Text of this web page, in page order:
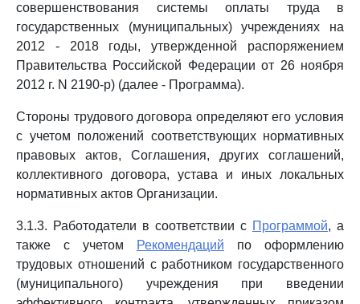
совершенствования системы оплаты труда в
государственных (муниципальных) учреждениях на
2012 - 2018 годы, утвержденной распоряжением
Правительства Российской Федерации от 26 ноября
2012 г. N 2190-р) (далее - Программа).
Стороны трудового договора определяют его условия
с учетом положений соответствующих нормативных
правовых актов, Соглашения, других соглашений,
коллективного договора, устава и иных локальных
нормативных актов Организации.
3.1.3. Работодатели в соответствии с Программой, а
также с учетом
Рекомендаций по оформлению
трудовых отношений с работником государственного
(муниципального) учреждения при введении